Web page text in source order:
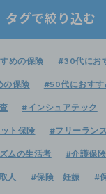
タグで絞り込む
めの保険 #30代にお
の保険 #50代におすす
#インシュアテック
ト保険 #フリーラン
ムの生活考 #介護保険
人 #保険 妊娠 #